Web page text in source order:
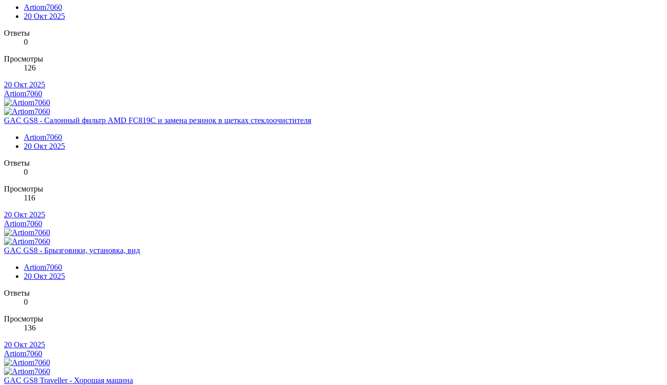
Artiom7060
20 Окт 2025
Ответы
0
Просмотры
126
20 Окт 2025
Artiom7060
GAC GS8 - Салонный фильтр AMD FC819C и замена резинок в щетках стеклоочистителя
Artiom7060
20 Окт 2025
Ответы
0
Просмотры
116
20 Окт 2025
Artiom7060
GAC GS8 - Брызговики, установка, вид
Artiom7060
20 Окт 2025
Ответы
0
Просмотры
136
20 Окт 2025
Artiom7060
GAC GS8 Traveller - Хорошая машина